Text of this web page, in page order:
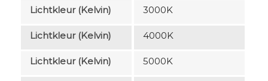
Lichtkleur (Kelvin) 3000K
Lichtkleur (Kelvin) 4000K
Lichtkleur (Kelvin) 5000K